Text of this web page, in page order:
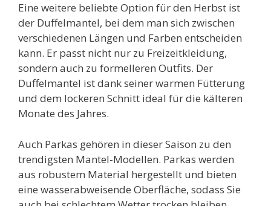
Eine weitere beliebte Option für den Herbst ist
der Duffelmantel, bei dem man sich zwischen
verschiedenen Längen und Farben entscheiden
kann. Er passt nicht nur zu Freizeitkleidung,
sondern auch zu formelleren Outfits. Der
Duffelmantel ist dank seiner warmen Fütterung
und dem lockeren Schnitt ideal für die kälteren
Monate des Jahres.
Auch Parkas gehören in dieser Saison zu den
trendigsten Mantel-Modellen. Parkas werden
aus robustem Material hergestellt und bieten
eine wasserabweisende Oberfläche, sodass Sie